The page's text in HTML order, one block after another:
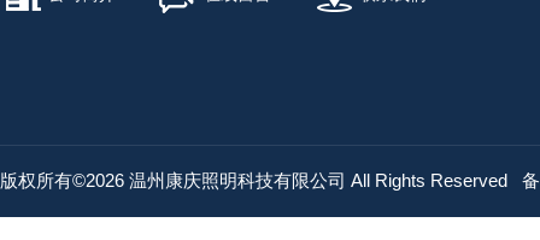
版权所有©2026 温州康庆照明科技有限公司 All Rights Reserved